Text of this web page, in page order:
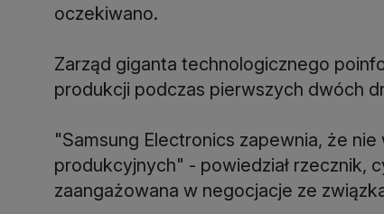
oczekiwano.
Zarząd giganta technologicznego
produkcji podczas pierwszych dwóch
"Samsung Electronics zapewnia, że
produkcyjnych" - powiedział rzecznik,
zaangażowana w negocjacje ze